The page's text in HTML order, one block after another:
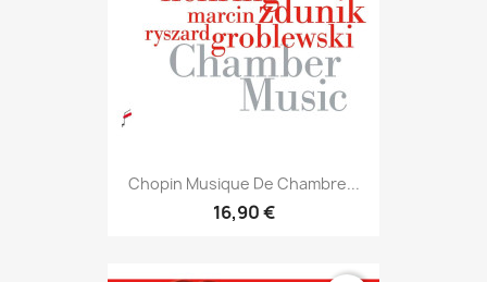
Chopin Musique De Chambre...
16,90 €